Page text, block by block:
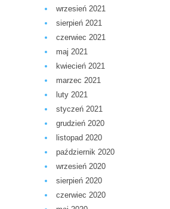
wrzesień 2021
sierpień 2021
czerwiec 2021
maj 2021
kwiecień 2021
marzec 2021
luty 2021
styczeń 2021
grudzień 2020
listopad 2020
październik 2020
wrzesień 2020
sierpień 2020
czerwiec 2020